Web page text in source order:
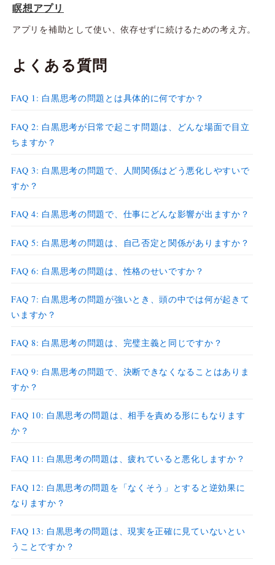
瞑想アプリ
アプリを補助として使い、依存せずに続けるための考え方。
よくある質問
FAQ 1: 白黒思考の問題とは具体的に何ですか？
FAQ 2: 白黒思考が日常で起こす問題は、どんな場面で目立
ちますか？
FAQ 3: 白黒思考の問題で、人間関係はどう悪化しやすいで
すか？
FAQ 4: 白黒思考の問題で、仕事にどんな影響が出ますか？
FAQ 5: 白黒思考の問題は、自己否定と関係がありますか？
FAQ 6: 白黒思考の問題は、性格のせいですか？
FAQ 7: 白黒思考の問題が強いとき、頭の中では何が起きて
いますか？
FAQ 8: 白黒思考の問題は、完璧主義と同じですか？
FAQ 9: 白黒思考の問題で、決断できなくなることはありま
すか？
FAQ 10: 白黒思考の問題は、相手を責める形にもなります
か？
FAQ 11: 白黒思考の問題は、疲れていると悪化しますか？
FAQ 12: 白黒思考の問題を「なくそう」とすると逆効果に
なりますか？
FAQ 13: 白黒思考の問題は、現実を正確に見ていないとい
うことですか？